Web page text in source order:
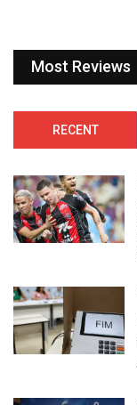
Most Reviews
RECENT